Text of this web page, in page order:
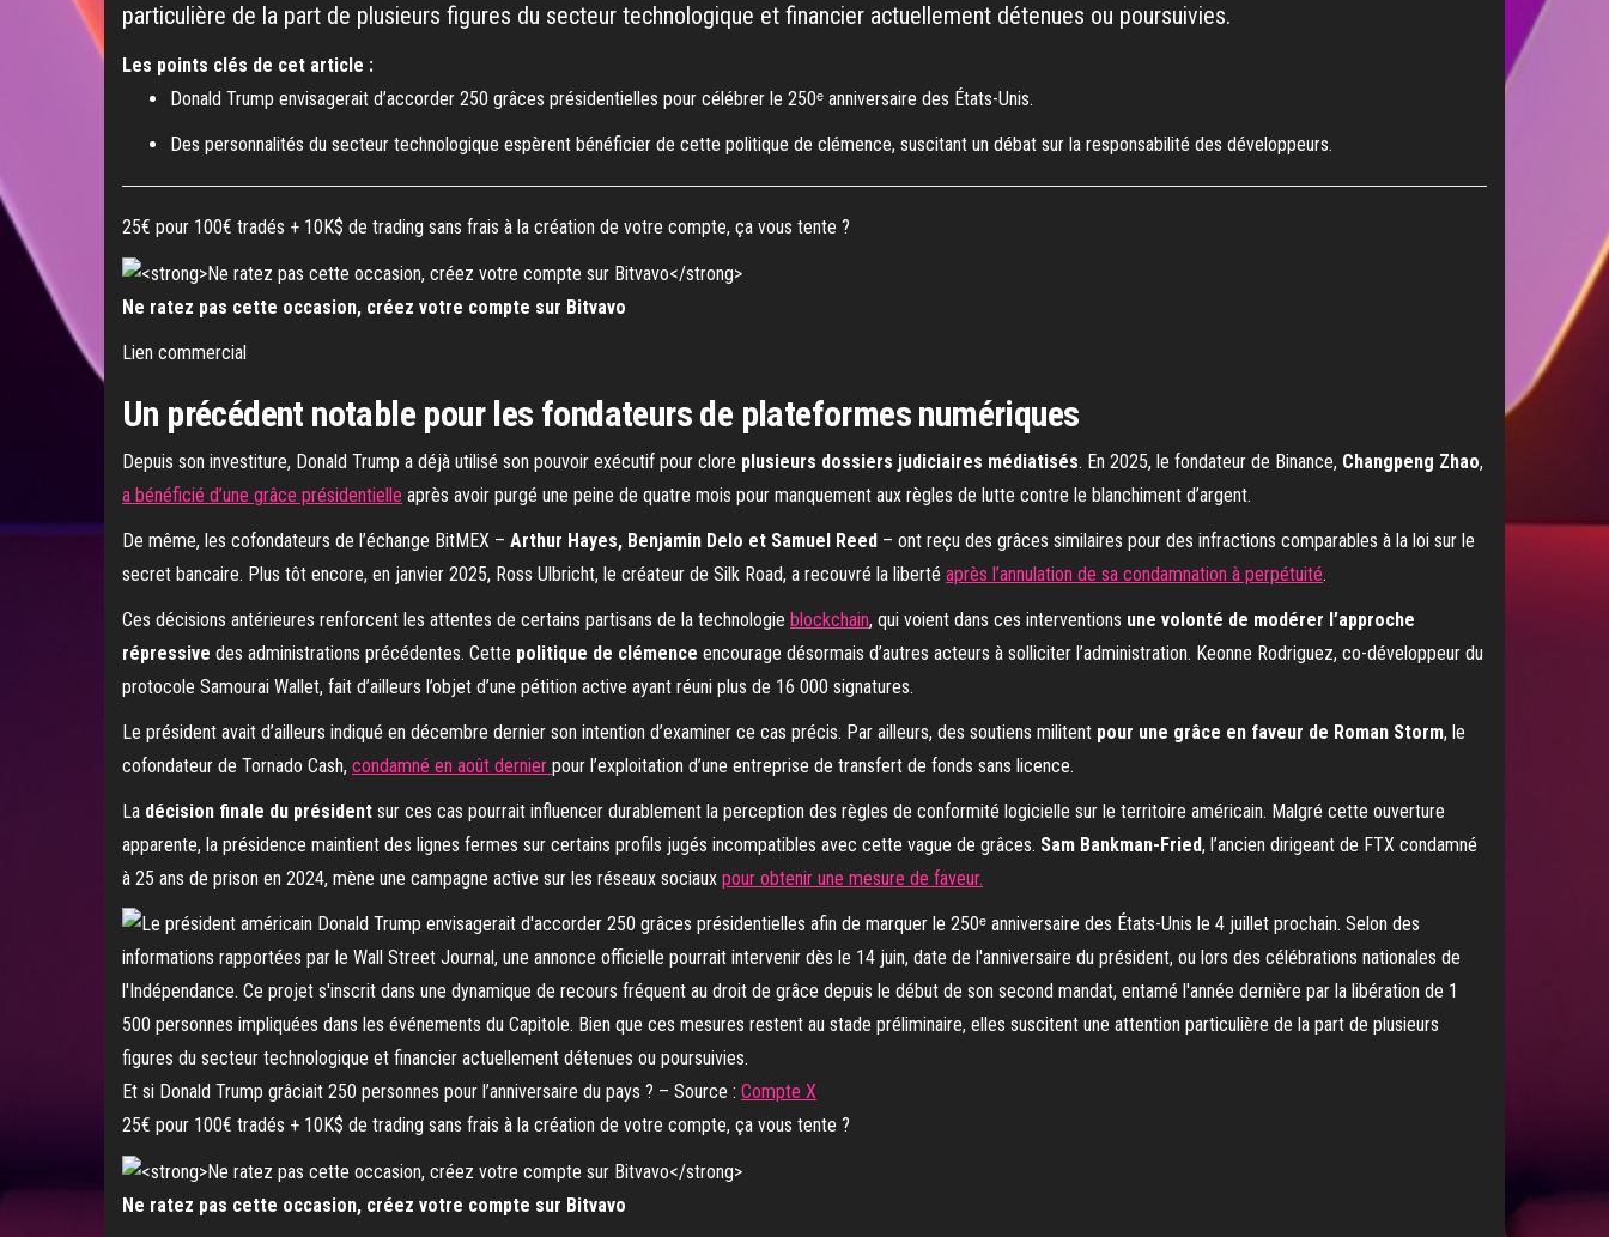
particulière de la part de plusieurs figures du secteur technologique et financier actuellement détenues ou poursuivies.
Les points clés de cet article :
Donald Trump envisagerait d’accorder 250 grâces présidentielles pour célébrer le 250ᵉ anniversaire des États-Unis.
Des personnalités du secteur technologique espèrent bénéficier de cette politique de clémence, suscitant un débat sur la responsabilité des développeurs.
25€ pour 100€ tradés + 10K$ de trading sans frais à la création de votre compte, ça vous tente ?
Ne ratez pas cette occasion, créez votre compte sur Bitvavo
Lien commercial
Un précédent notable pour les fondateurs de plateformes numériques
Depuis son investiture, Donald Trump a déjà utilisé son pouvoir exécutif pour clore plusieurs dossiers judiciaires médiatisés. En 2025, le fondateur de Binance, Changpeng Zhao,
a bénéficié d’une grâce présidentielle après avoir purgé une peine de quatre mois pour manquement aux règles de lutte contre le blanchiment d’argent.
De même, les cofondateurs de l’échange BitMEX – Arthur Hayes, Benjamin Delo et Samuel Reed – ont reçu des grâces similaires pour des infractions comparables à la loi sur le
secret bancaire. Plus tôt encore, en janvier 2025, Ross Ulbricht, le créateur de Silk Road, a recouvré la liberté après l’annulation de sa condamnation à perpétuité.
Ces décisions antérieures renforcent les attentes de certains partisans de la technologie blockchain, qui voient dans ces interventions une volonté de modérer l’approche
répressive des administrations précédentes. Cette politique de clémence encourage désormais d’autres acteurs à solliciter l’administration. Keonne Rodriguez, co-développeur du
protocole Samourai Wallet, fait d’ailleurs l’objet d’une pétition active ayant réuni plus de 16 000 signatures.
Le président avait d’ailleurs indiqué en décembre dernier son intention d’examiner ce cas précis. Par ailleurs, des soutiens militent pour une grâce en faveur de Roman Storm, le
cofondateur de Tornado Cash, condamné en août dernier pour l’exploitation d’une entreprise de transfert de fonds sans licence.
La décision finale du président sur ces cas pourrait influencer durablement la perception des règles de conformité logicielle sur le territoire américain. Malgré cette ouverture
apparente, la présidence maintient des lignes fermes sur certains profils jugés incompatibles avec cette vague de grâces. Sam Bankman-Fried, l’ancien dirigeant de FTX condamné
à 25 ans de prison en 2024, mène une campagne active sur les réseaux sociaux pour obtenir une mesure de faveur.
Et si Donald Trump grâciait 250 personnes pour l’anniversaire du pays ? – Source : Compte X
25€ pour 100€ tradés + 10K$ de trading sans frais à la création de votre compte, ça vous tente ?
Ne ratez pas cette occasion, créez votre compte sur Bitvavo